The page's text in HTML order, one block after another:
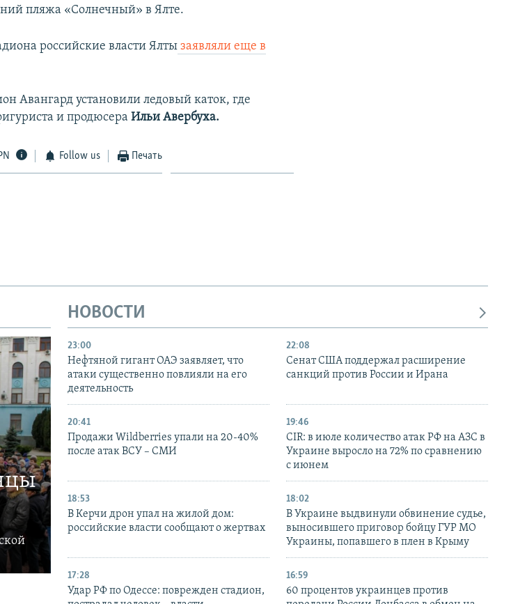
пляжа «Солнечный» в Ялте.
российские власти Ялты заявляли еще в
Авангард установили ледовый каток, где
и продюсераИльи Авербуха.
Follow us Печать
НОВОСТИ
23:00
Нефтяной гигант ОАЭ заявляет, что
атаки существенно повлияли на его
деятельность
22:08
Сенат США поддержал расширение
санкций против России и Ирана
20:41
Продажи Wildberries упали на 20-40%
после атак ВСУ – СМИ
19:46
CIR: в июле количество атак РФ на АЗС в
Украине выросло на 72% по сравнению
с июнем
18:53
В Керчи дрон упал на жилой дом:
российские власти сообщают о жертвах
18:02
В Украине выдвинули обвинение судье,
выносившего приговор бойцу ГУР МО
Украины, попавшего в плен в Крыму
17:28
Удар РФ по Одессе: поврежден стадион,
16:59
60 процентов украинцев против